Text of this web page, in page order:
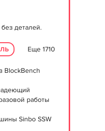
деталей.
Еще 1710
BlockBench
работы
Sinbo SSW